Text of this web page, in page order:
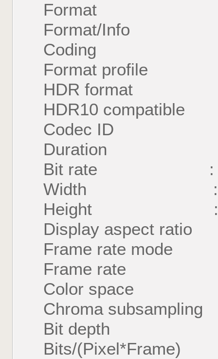
Format :
Format/Info :
Coding
Format profile :
HDR format : ＃
HDR10 compatible
Codec ID :
Duration : 58
Bit rate : 9
Width : 3
Height : 2
Display aspect
Frame rate
Frame rate :
Color space :
Chroma
Bit depth :
Bits/